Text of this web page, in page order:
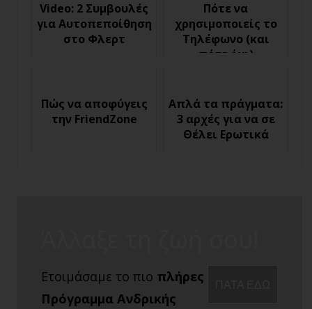
Video: 2 Συμβουλές
για Αυτοπεποίθηση
στο Φλερτ
Πότε να
χρησιμοποιείς το
Τηλέφωνο (και
πότε όχι)
Πώς να αποφύγεις
την FriendZone
Απλά τα πράγματα:
3 αρχές για να σε
Θέλει Ερωτικά
Ετοιμάσαμε το πιο πλήρες
Πρόγραμμα Ανδρικής